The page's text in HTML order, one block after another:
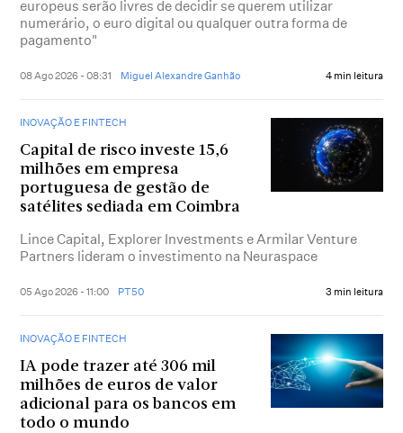
europeus serão livres de decidir se querem utilizar
numerário, o euro digital ou qualquer outra forma de
pagamento"
08 Ago 2026 - 08:31 Miguel Alexandre Ganhão 4 min leitura
INOVAÇÃO E FINTECH
Capital de risco investe 15,6
milhões em empresa
portuguesa de gestão de
satélites sediada em Coimbra
Lince Capital, Explorer Investments e Armilar Venture
Partners lideram o investimento na Neuraspace
05 Ago 2026 - 11:00 PT50 3 min leitura
INOVAÇÃO E FINTECH
IA pode trazer até 306 mil
milhões de euros de valor
adicional para os bancos em
todo o mundo